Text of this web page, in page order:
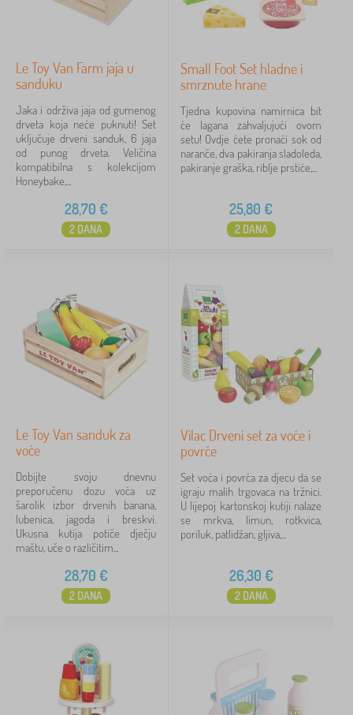
Le Toy Van Farm jaja u
sanduku
Jaka i održiva jaja od gumenog
drveta koja neće puknuti! Set
uključuje drveni sanduk, 6 jaja
od punog drveta. Veličina
kompatibilna s kolekcijom
Honeybake,...
28,70 €
2 DANA
Small Foot Set hladne i
smrznute hrane
Tjedna kupovina namirnica bit
će lagana zahvaljujući ovom
setu! Ovdje ćete pronaći sok od
naranče, dva pakiranja sladoleda,
pakiranje graška, riblje prstiće,...
25,80 €
2 DANA
Le Toy Van sanduk za
voće
Dobijte svoju dnevnu
preporučenu dozu voća uz
šarolik izbor drvenih banana,
lubenica, jagoda i breskvi.
Ukusna kutija potiče dječju
maštu, uče o različitim...
28,70 €
2 DANA
Vilac Drveni set za voće i
povrće
Set voća i povrća za djecu da se
igraju malih trgovaca na tržnici.
U lijepoj kartonskoj kutiji nalaze
se mrkva, limun, rotkvica,
poriluk, patlidžan, gljiva,...
26,30 €
2 DANA